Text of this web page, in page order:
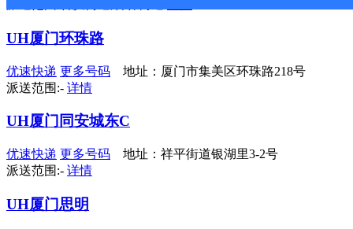
UH厦门环珠路
优速快递 更多号码 地址：厦门市集美区环珠路218号
派送范围:- 详情
UH厦门同安城东C
优速快递 更多号码 地址：祥平街道银湖里3-2号
派送范围:- 详情
UH厦门思明